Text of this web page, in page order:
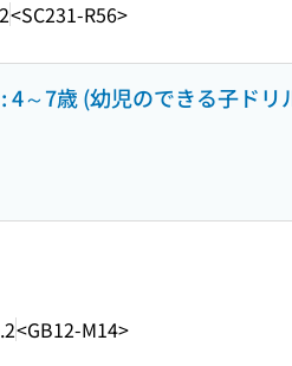
<SC231-R56>
4～7歳 (幼児のできる子ドリ
<GB12-M14>